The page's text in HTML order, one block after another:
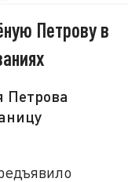
Петрову в
Петрова